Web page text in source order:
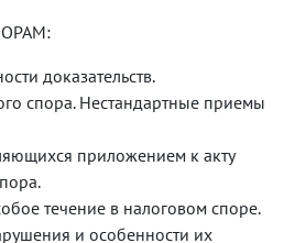
доказательств.
спора. Нестандартные приемы
приложением к акту
течение в налоговом споре.
и особенности их